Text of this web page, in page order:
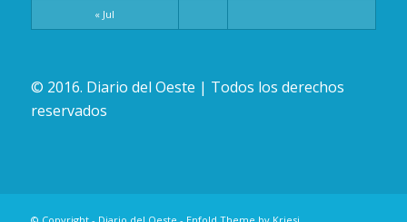
« Jul
© 2016. Diario del Oeste | Todos los derechos
reservados